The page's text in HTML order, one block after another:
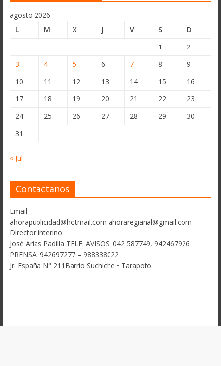
agosto 2026
L
M X J V S
D
1
2
3
4 5 6 7 8
9
10
11 12 13 14 15
16
17
18 19 20 21 22
23
24
25 26 27 28 29
30
31
« Jul
Contactanos
Email:
ahorapublicidad@hotmail.com ahoraregianal@gmail.com
Director interino:
José Arias Padilla TELF. AVISOS. 042 587749, 942467926
PRENSA: 942697277 – 988338022
Jr. España N° 211Barrio Suchiche • Tarapoto